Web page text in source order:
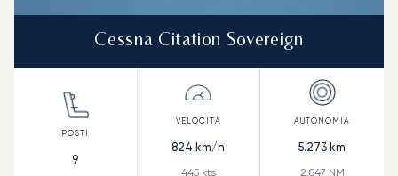
Cessna Citation Sovereign
9
824 km/h
445kts
5.273 km
2.847 NM